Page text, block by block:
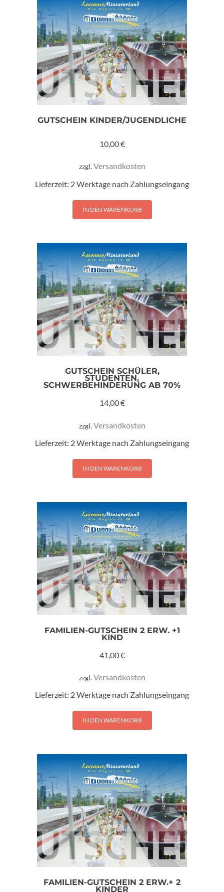
GUTSCHEIN KINDER/JUGENDLICHE
10,00€
zzgl.Versandkosten
Lieferzeit: 2 Werktage nach Zahlungseingang
IN DEN WARENKORB
GUTSCHEIN SCHÜLER,
STUDENTEN,
SCHWERBEHINDERUNG AB 70%
14,00€
zzgl.Versandkosten
Lieferzeit: 2 Werktage nach Zahlungseingang
IN DEN WARENKORB
FAMILIEN-GUTSCHEIN 2 ERW. +1
KIND
41,00€
zzgl.Versandkosten
Lieferzeit: 2 Werktage nach Zahlungseingang
IN DEN WARENKORB
FAMILIEN-GUTSCHEIN 2 ERW.+ 2
KINDER